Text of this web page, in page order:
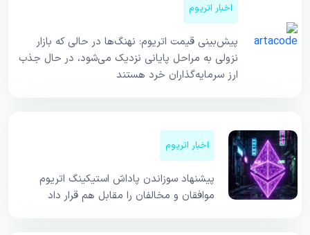
اخبار اتریوم
پیش‌بینی قیمت اتریوم: نهنگ‌ها در حالی که بازار
نزولی به مراحل پایانی نزدیک می‌شود، در حال جذب
ارز سرمایه‌گذاران خرد هستند
اخبار اتریوم
پیشنهاد سوزاندن پاداش استیکینگ اتریوم
موافقان و مخالفان را مقابل هم قرار داد